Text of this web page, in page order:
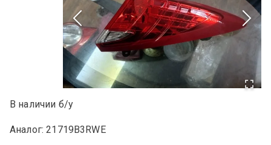
В наличии б/у
Аналог: 21719B3RWE